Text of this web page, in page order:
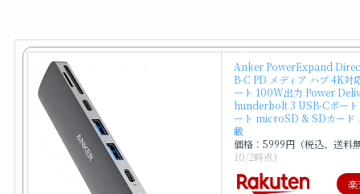
Anker PowerExpand
B-C PD メディア ハブ 4K
ート 100W出力 Power
hunderbolt 3 USB-Cポート
ート microSD & SDカード
載
価格：5999円（税込、送料
10/2時点)
楽